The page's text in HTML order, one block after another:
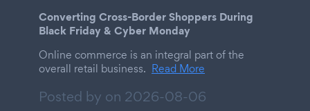
Converting Cross-Border Shoppers During
Black Friday & Cyber Monday
Online commerce is an integral part of the
overall retail business. Read More
Posted by on 2026-08-06